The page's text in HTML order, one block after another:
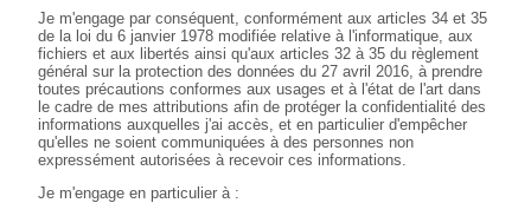
Je m'engage par conséquent, conformément aux articles 34 et 35
de la loi du 6 janvier 1978 modifiée relative à l'informatique, aux
fichiers et aux libertés ainsi qu'aux articles 32 à 35 du règlement
général sur la protection des données du 27 avril 2016, à prendre
toutes précautions conformes aux usages et à l'état de l'art dans
le cadre de mes attributions afin de protéger la confidentialité des
informations auxquelles j'ai accès, et en particulier d'empêcher
qu'elles ne soient communiquées à des personnes non
expressément autorisées à recevoir ces informations.
Je m'engage en particulier à :